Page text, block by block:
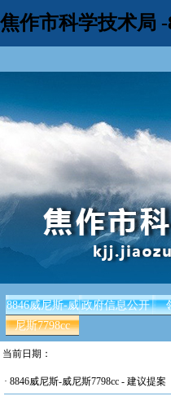
焦作市科学技术局
8846威尼斯-威
尼斯7798cc
政府信息公开
当前日期：
· 8846威尼斯-威尼斯7798cc - 建议提案